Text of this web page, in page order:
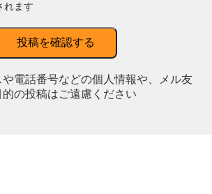
れます
投稿を確認する
電話番号などの個人情報や、メル友
の投稿はご遠慮ください